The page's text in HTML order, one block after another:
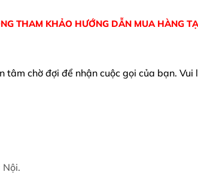
THAM KHẢO HƯỚNG DẪN MUA HÀNG
chờ đợi để nhận cuộc gọi của bạn. Vui
Nội.